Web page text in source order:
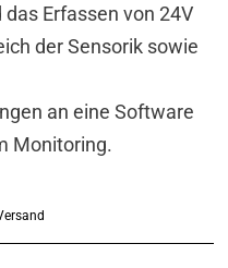
Erfassen von 24V
der Sensorik sowie
an eine Software
Monitoring.